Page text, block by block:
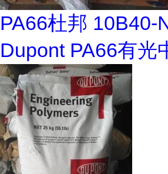
PA66杜邦 10B40-
Dupont PA66有光